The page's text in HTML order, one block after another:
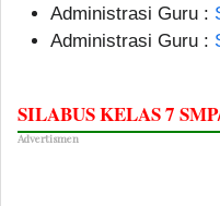
Administrasi Guru :
Administrasi Guru :
SILABUS KELAS 7
Advertismen